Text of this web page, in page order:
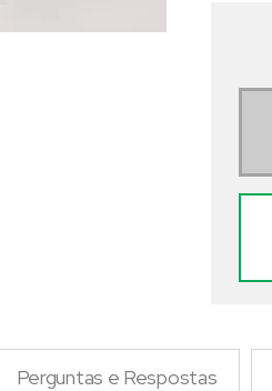
Perguntas e Respostas